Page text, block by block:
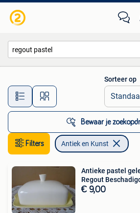
Alle afstanden…
Sorteer op
Bewaar je
Filters Antiek en Kunst
Antieke pastel
Regout
€ 9,00